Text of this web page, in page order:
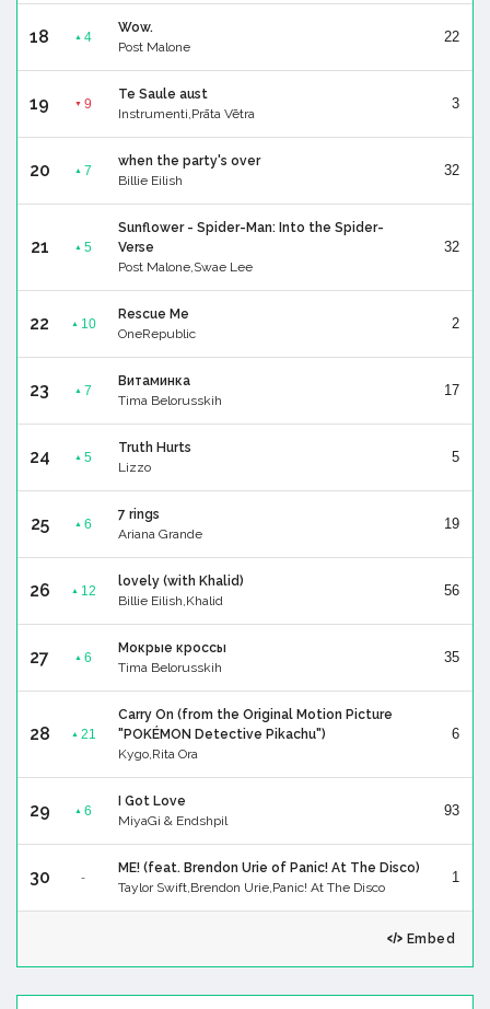
18 ▲ 4
Wow.
Post Malone
22
19 ▼ 9
Te Saule aust
Instrumenti,Prāta Vētra
3
20 ▲ 7
when the party's over
Billie Eilish
32
21 ▲ 5
Sunflower - Spider-Man: Into the Spider-
Verse
Post Malone,Swae Lee
32
22 ▲ 10
Rescue Me
OneRepublic
2
23 ▲ 7
Витаминка
Tima Belorusskih
17
24 ▲ 5
Truth Hurts
Lizzo
5
25 ▲ 6
7 rings
Ariana Grande
19
26 ▲ 12
lovely (with Khalid)
Billie Eilish,Khalid
56
27 ▲ 6
Мокрые кроссы
Tima Belorusskih
35
28 ▲ 21
Carry On (from the Original Motion Picture
"POKÉMON Detective Pikachu")
Kygo,Rita Ora
6
29 ▲ 6
I Got Love
MiyaGi & Endshpil
93
30 -
ME! (feat. Brendon Urie of Panic! At The Disco)
Taylor Swift,Brendon Urie,Panic! At The Disco
1
Embed